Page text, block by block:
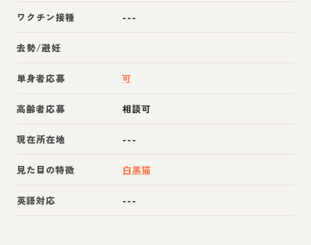
ワクチン接種 ---
去勢/避妊
単身者応募 可
高齢者応募 相談可
現在所在地 ---
見た目の特徴 白黒猫
英語対応 ---